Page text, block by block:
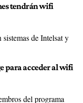
tendrán wifi
sistemas de Intelsat y
para acceder al wifi
del programa